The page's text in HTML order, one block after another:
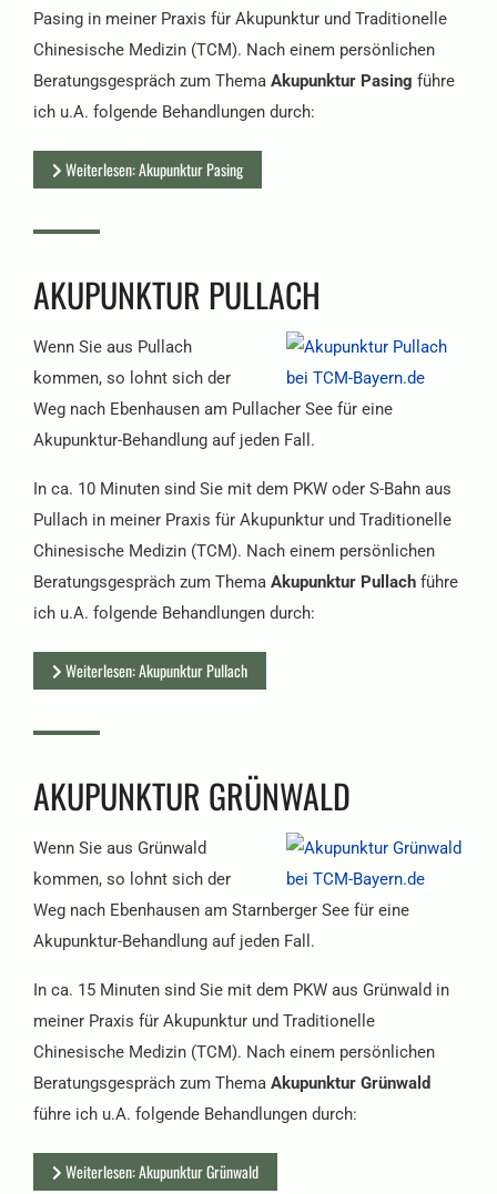
Pasing in meiner Praxis für Akupunktur und Traditionelle
Chinesische Medizin (TCM). Nach einem persönlichen
Beratungsgespräch zum Thema Akupunktur Pasing führe
ich u.A. folgende Behandlungen durch:
Weiterlesen: Akupunktur Pasing
AKUPUNKTUR PULLACH
Wenn Sie aus Pullach
kommen, so lohnt sich der
Weg nach Ebenhausen am Pullacher See für eine
Akupunktur-Behandlung auf jeden Fall.
In ca. 10 Minuten sind Sie mit dem PKW oder S-Bahn aus
Pullach in meiner Praxis für Akupunktur und Traditionelle
Chinesische Medizin (TCM). Nach einem persönlichen
Beratungsgespräch zum Thema Akupunktur Pullach führe
ich u.A. folgende Behandlungen durch:
Weiterlesen: Akupunktur Pullach
AKUPUNKTUR GRÜNWALD
Wenn Sie aus Grünwald
kommen, so lohnt sich der
Weg nach Ebenhausen am Starnberger See für eine
Akupunktur-Behandlung auf jeden Fall.
In ca. 15 Minuten sind Sie mit dem PKW aus Grünwald in
meiner Praxis für Akupunktur und Traditionelle
Chinesische Medizin (TCM). Nach einem persönlichen
Beratungsgespräch zum Thema Akupunktur Grünwald
führe ich u.A. folgende Behandlungen durch:
Weiterlesen: Akupunktur Grünwald